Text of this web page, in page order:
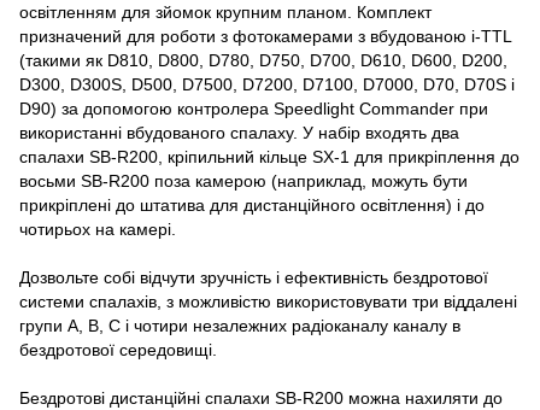
освітленням для зйомок крупним планом. Комплект
призначений для роботи з фотокамерами з вбудованою i-TTL
(такими як D810, D800, D780, D750, D700, D610, D600, D200,
D300, D300S, D500, D7500, D7200, D7100, D7000, D70, D70S і
D90) за допомогою контролера Speedlight Commander при
використанні вбудованого спалаху. У набір входять два
спалахи SB-R200, кріпильний кільце SX-1 для прикріплення до
восьми SB-R200 поза камерою (наприклад, можуть бути
прикріплені до штатива для дистанційного освітлення) і до
чотирьох на камері.
Дозвольте собі відчути зручність і ефективність бездротової
системи спалахів, з можливістю використовувати три віддалені
групи A, B, C і чотири незалежних радіоканалу каналу в
бездротової середовищі.
Бездротові дистанційні спалахи SB-R200 можна нахиляти до